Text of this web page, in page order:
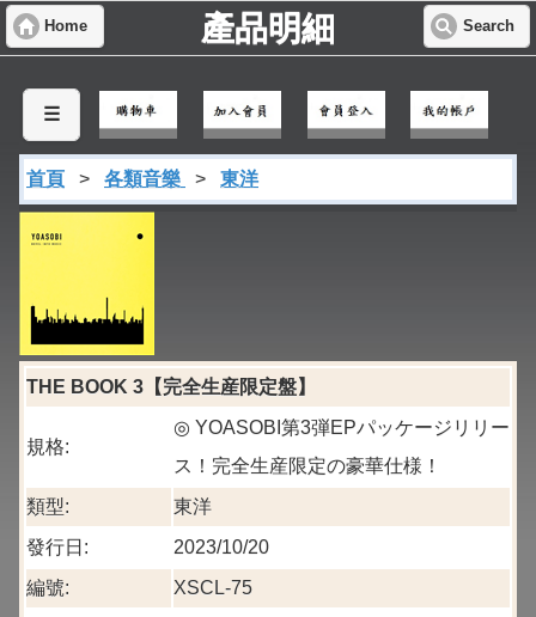
Home 產品明細 Search
☰
首頁 > 各類音樂 > 東洋
THE BOOK 3【完全生産限定盤】
規格:
◎ YOASOBI第3弾EPパッケージリリー
ス！完全生産限定の豪華仕様！
類型:
東洋
發行日:
2023/10/20
編號:
XSCL-75